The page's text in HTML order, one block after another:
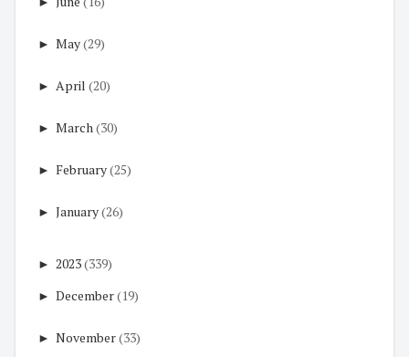
► May(29)
► April (20)
► March(30)
► February(25)
► January(26)
► 2023(339)
► December(19)
► November(33)